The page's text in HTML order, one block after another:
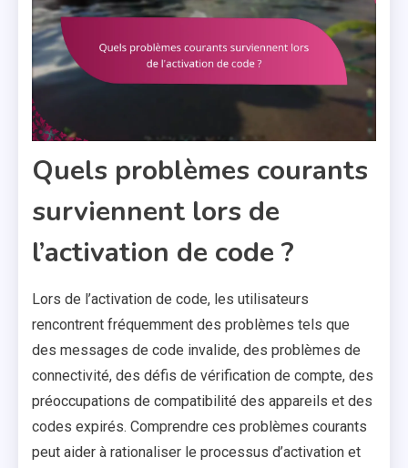
Quels problèmes courants
surviennent lors de
l’activation de code ?
Lors de l’activation de code, les utilisateurs
rencontrent fréquemment des problèmes tels que
des messages de code invalide, des problèmes de
connectivité, des défis de vérification de compte, des
préoccupations de compatibilité des appareils et des
codes expirés. Comprendre ces problèmes courants
peut aider à rationaliser le processus d’activation et